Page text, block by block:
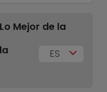
Mejor de la
ES